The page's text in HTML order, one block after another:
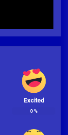
Excited
0%